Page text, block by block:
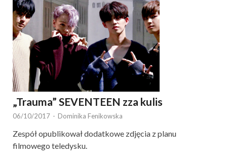
„Trauma” SEVENTEEN zza kulis
06/10/2017 - Dominika Fenikowska
Zespół opublikował dodatkowe zdjęcia z planu
filmowego teledysku.